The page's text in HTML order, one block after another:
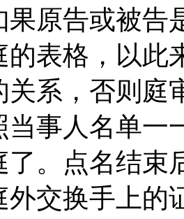
果原告或被
的表格，以此
关系，否则庭
当事人名单一
了。点名结束
外交换手上的